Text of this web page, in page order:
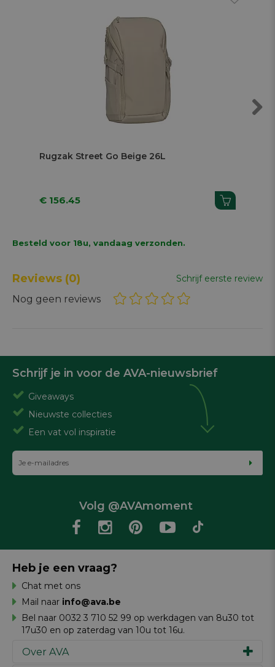
Rugzak Street Go Beige 26L
€ 156.45
Besteld voor 18u, vandaag verzonden.
Reviews (0) Schrijf eerste review
Nog geen reviews
Schrijf je in voor de AVA-nieuwsbrief
Giveaways
Nieuwste collecties
Een vat vol inspiratie
Volg @AVAmoment
Over AVA
Heb je een vraag?
Chat met ons
Mail naar info@ava.be
Bel naar 0032 3 710 52 99 op werkdagen van 8u30 tot
17u30 en op zaterdag van 10u tot 16u.